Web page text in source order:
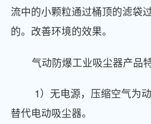
流中的小颗粒通过桶顶的滤袋
的。改善环境的效果。
气动防爆工业吸尘器产品特
1）无电源，压缩空气为动
替代电动吸尘器。